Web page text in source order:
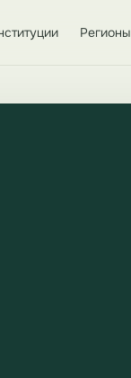
Регионы